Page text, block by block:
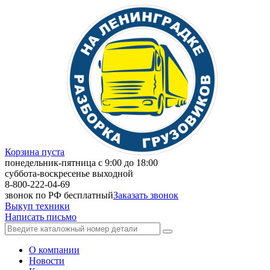
Корзина пуста
понедельник-пятница с 9:00 до 18:00
суббота-воскресенье выходной
8-800-222-04-69
звонок по РФ бесплатныйЗаказать звонок
Выкуп техники
Написать письмо
О компании
Новости